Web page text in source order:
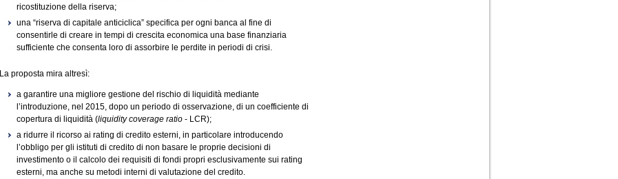
ricostituzione della riserva;
una “riserva di capitale anticiclica” specifica per ogni banca al fine di
consentirle di creare in tempi di crescita economica una base finanziaria
sufficiente che consenta loro di assorbire le perdite in periodi di crisi.
La proposta mira altresì:
a garantire una migliore gestione del rischio di liquidità mediante
l’introduzione, nel 2015, dopo un periodo di osservazione, di un coefficiente di
copertura di liquidità (liquidity coverage ratio - LCR);
a ridurre il ricorso ai rating di credito esterni, in particolare introducendo
l’obbligo per gli istituti di credito di non basare le proprie decisioni di
investimento o il calcolo dei requisiti di fondi propri esclusivamente sui rating
esterni, ma anche su metodi interni di valutazione del credito.